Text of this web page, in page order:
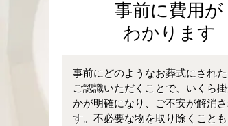
事前に費用が
わかります
事前にどのようなお葬式にされ
ご認識いただくことで、いくら
かが明確になり、ご不安が解消さ
す。不必要な物を取り除くこと